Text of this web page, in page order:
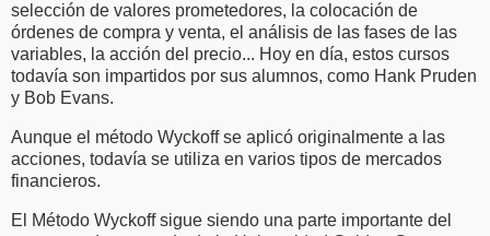
selección de valores prometedores, la colocación de
órdenes de compra y venta, el análisis de las fases de las
variables, la acción del precio... Hoy en día, estos cursos
todavía son impartidos por sus alumnos, como Hank Pruden
y Bob Evans.
Aunque el método Wyckoff se aplicó originalmente a las
acciones, todavía se utiliza en varios tipos de mercados
financieros.
El Método Wyckoff sigue siendo una parte importante del